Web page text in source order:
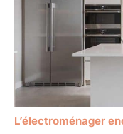
L’électroménager